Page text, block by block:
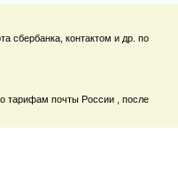
сбербанка, контактом и др. по
тарифам почты России , после